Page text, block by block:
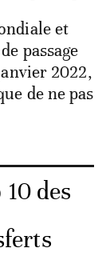
et
passage
2022,
de ne pas
des